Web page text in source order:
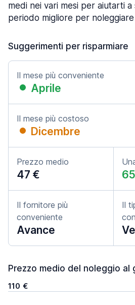
medi nei vari mesi per aiutarti a
periodo migliore per
Suggerimenti per risparmiare
Il mese più conveniente
Aprile
Il mese più costoso
Dicembre
Prezzo medio
47 €
Il fornitore più
conveniente
Avance
Il
Prezzo medio del noleggio al
110 €